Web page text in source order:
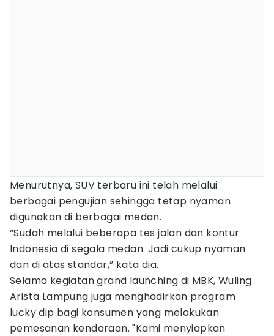
Menurutnya, SUV terbaru ini telah melalui
berbagai pengujian sehingga tetap nyaman
digunakan di berbagai medan.
“Sudah melalui beberapa tes jalan dan kontur
Indonesia di segala medan. Jadi cukup nyaman
dan di atas standar,” kata dia.
Selama kegiatan grand launching di MBK, Wuling
Arista Lampung juga menghadirkan program
lucky dip bagi konsumen yang melakukan
pemesanan kendaraan. "Kami menyiapkan